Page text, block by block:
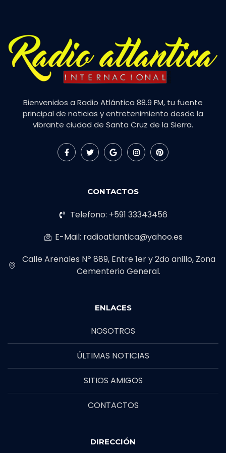
Bienvenidos a Radio Atlántica 88.9 FM, tu fuente
principal de noticias y entretenimiento desde la
vibrante ciudad de Santa Cruz de la Sierra.
CONTACTOS
Telefono: +591 33343456
E-Mail: radioatlantica@yahoo.es
Calle Arenales Nº 889, Entre 1er y 2do anillo, Zona
Cementerio General.
ENLACES
NOSOTROS
ÚLTIMAS NOTICIAS
SITIOS AMIGOS
CONTACTOS
DIRECCIÓN